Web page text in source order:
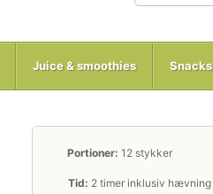
Juice & smoothies Snacks
Portioner: 12 stykker
Tid: 2 timer inklusiv hævning